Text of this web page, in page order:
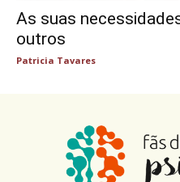
As suas
outros
Patricia Tavares